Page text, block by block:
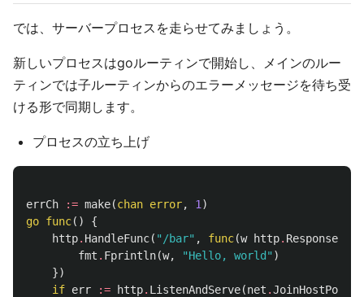
では、サーバープロセスを走らせてみましょう。
新しいプロセスはgoルーティンで開始し、メインのルー
ティンでは子ルーティンからのエラーメッセージを待ち受
ける形で同期します。
プロセスの立ち上げ
errCh := make(chan error, 1 )
go func()
{
http. HandleFunc( "/bar" , func(w http.
fmt . Fprintln(w, "Hello, world" )
})
if err := http. ListenAndServe(net .JoinHostPort